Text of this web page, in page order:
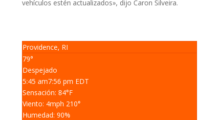
vehículos estén actualizados», dijo Caron Silveira.
Providence, RI
79°
Despejado
5:45 am7:56 pm EDT
Sensación: 84°F
Viento: 4mph 210°
Humedad: 90%